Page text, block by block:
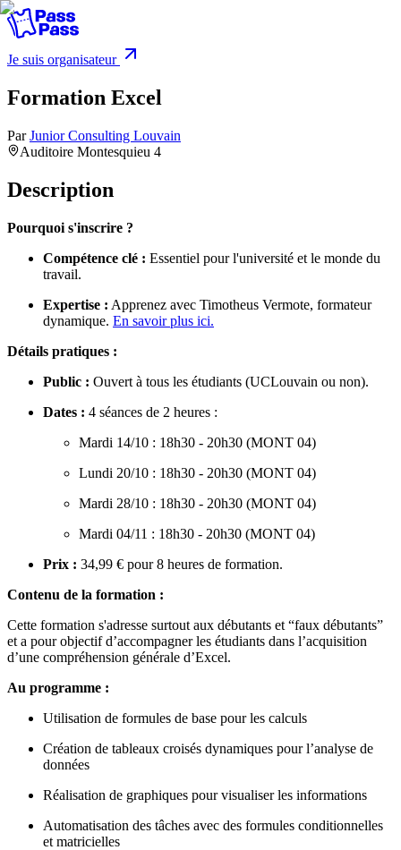
Je suis organisateur
Formation Excel
Par Junior Consulting Louvain
Auditoire Montesquieu 4
Description
Pourquoi s'inscrire ?
Compétence clé : Essentiel pour l'université et le monde du
travail.
Expertise : Apprenez avec Timotheus Vermote, formateur
dynamique. En savoir plus ici.
Détails pratiques :
Public : Ouvert à tous les étudiants (UCLouvain ou non).
Dates : 4 séances de 2 heures :
Mardi 14/10 : 18h30 - 20h30 (MONT 04)
Lundi 20/10 : 18h30 - 20h30 (MONT 04)
Mardi 28/10 : 18h30 - 20h30 (MONT 04)
Mardi 04/11 : 18h30 - 20h30 (MONT 04)
Prix : 34,99 € pour 8 heures de formation.
Contenu de la formation :
Cette formation s'adresse surtout aux débutants et “faux débutants”
et a pour objectif d’accompagner les étudiants dans l’acquisition
d’une compréhension générale d’Excel.
Au programme :
Utilisation de formules de base pour les calculs
Création de tableaux croisés dynamiques pour l’analyse de
données
Réalisation de graphiques pour visualiser les informations
Automatisation des tâches avec des formules conditionnelles
et matricielles